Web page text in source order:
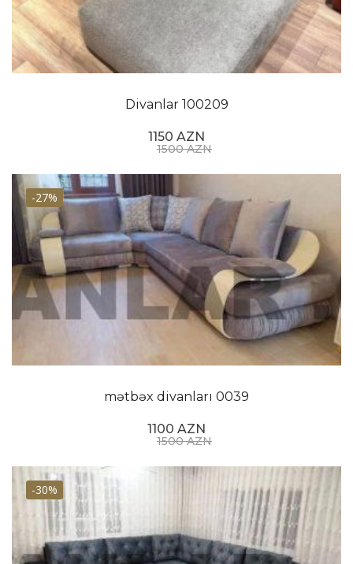
Divanlar 100209
1150 AZN
1500 AZN
-27%
mətbəx divanları 0039
1100 AZN
1500 AZN
-30%